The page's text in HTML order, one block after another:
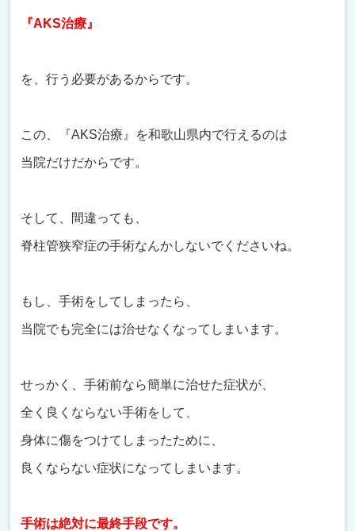
『AKS治療』
を、行う必要があるからです。
この、『AKS治療』を和歌山県内で行えるのは
当院だけだからです。
そして、間違っても、
脊柱管狭窄症の手術なんかしないでくださいね。
もし、手術をしてしまったら、
当院でも完全には治せなくなってしまいます。
せっかく、手術前なら簡単に治せた症状が、
全く良くならない手術をして、
身体に傷をつけてしまったために、
良くならない症状になってしまいます。
手術は絶対に最終手段です。